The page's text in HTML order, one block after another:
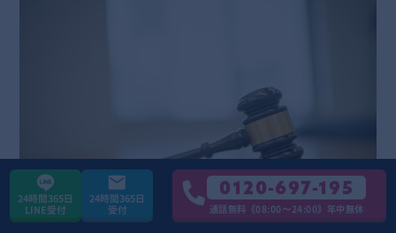
24時間365日
LINE受付
24時間365日
受付
0120-697-195
通話無料《08:00〜24:00》年中無休